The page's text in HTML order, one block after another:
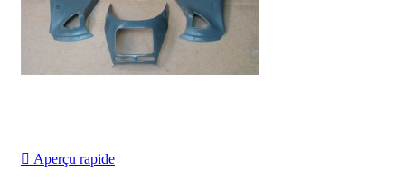
 Aperçu rapide